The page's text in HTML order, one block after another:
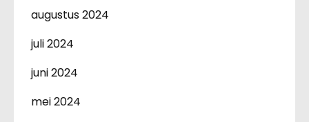
augustus 2024
juli 2024
juni 2024
mei 2024